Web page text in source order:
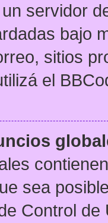
servidor
bajo
sitios
el
sea
Control